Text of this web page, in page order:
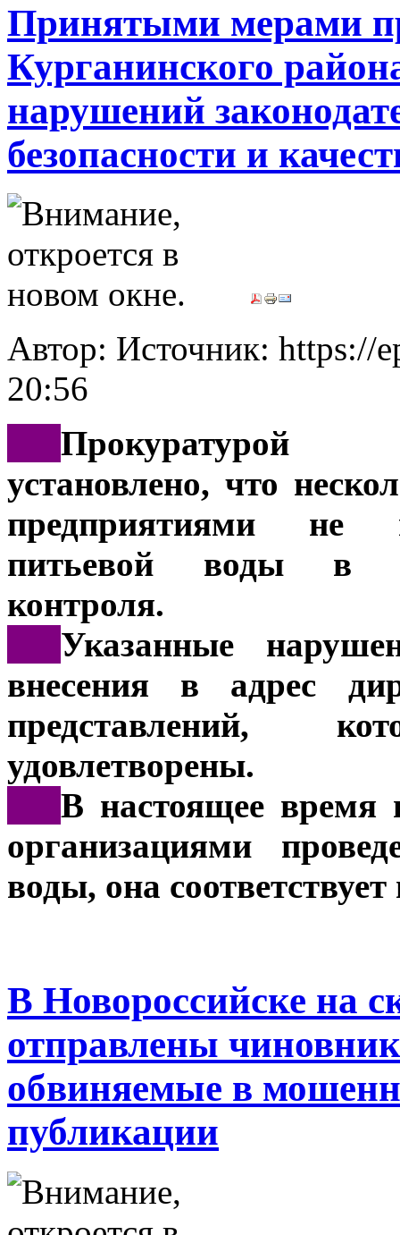
Принятыми мерами
Курганинского
нарушений
безопасности и
Автор: Источник: https://
20:56
Прокуратурой
установлено, что
предприятиями не
питьевой воды в
контроля.
Указанные
внесения в адрес
представлений,
удовлетворены.
В настоящее время
организациями
воды, она
В Новороссийске на
отправлены
обвиняемые в
публикации